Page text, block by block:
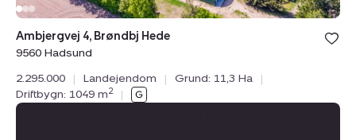
Ambjergvej 4, Brøndbj Hede
9560 Hadsund
2.295.000
| Landejendom | Grund: 11,3 Ha
|
Driftbygn: 1049 m2 |